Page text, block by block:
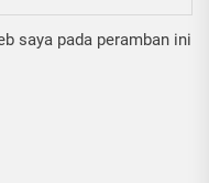
saya pada peramban ini